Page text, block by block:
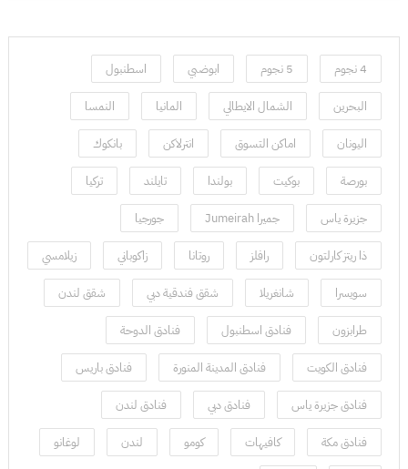
4 نجوم 5 نجوم ابوضبي اسطنبول
البحرين الشمال الايطالي المانيا النمسا
اليونان اماكن التسوق انترلاكن بانكوك
بورصة بوكيت بولندا تايلند تركيا
جزيرة ياس جميرا Jumeirah جورجيا
ذا ريتز كارلتون رافلز روتانا زاكوباني زيلامسي
سويسرا شانغريلا شقق فندقية دبي شقق لندن
طرابزون فنادق اسطنبول فنادق الدوحة
فنادق الكويت فنادق المدينة المنورة فنادق باريس
فنادق جزيرة ياس فنادق دبي فنادق لندن
فنادق مكة كافيهات كومو لندن لوغانو